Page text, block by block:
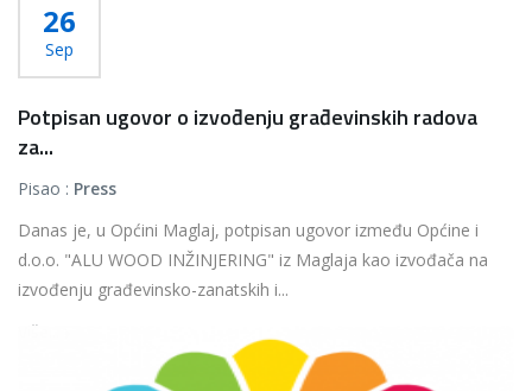
26
Sep
Potpisan ugovor o izvođenju građevinskih radova
za...
Pisao : Press
Danas je, u Općini Maglaj, potpisan ugovor između Općine i
d.o.o. "ALU WOOD INŽINJERING" iz Maglaja kao izvođača na
izvođenju građevinsko-zanatskih i...
Više...